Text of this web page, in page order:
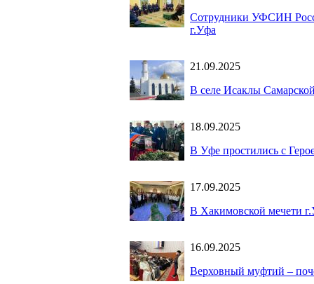
Сотрудники УФСИН
г.Уфа
21.09.2025
В селе Исаклы
18.09.2025
В Уфе простились с
17.09.2025
В Хакимовской мечети
16.09.2025
Верховный муфтий –